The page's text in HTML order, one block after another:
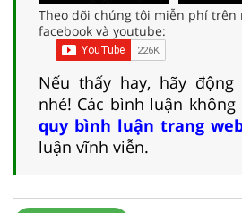
Theo dõi chúng tôi miễn phí trên
facebook và youtube:
Nếu thấy hay, hãy
nhé! Các bình luận
quy bình luận trang
luận vĩnh viễn.